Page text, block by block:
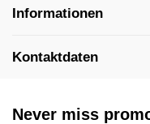
Informationen
Kontaktdaten
Never miss